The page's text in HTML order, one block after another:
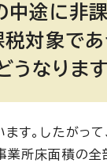
中途に非
税対象で
なります
す。したがって
業所床面積の全